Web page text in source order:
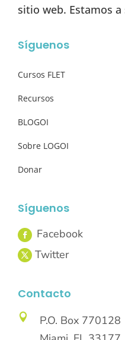
sitio web. Estamos
Síguenos
Cursos FLET
Recursos
BLOGOI
Sobre LOGOI
Donar
Síguenos
Contacto

P.O. Box 770128